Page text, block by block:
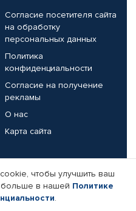
Согласие посетителя сайта
на обработку
персональных данных
Политика
конфиденциальности
Согласие на получение
рекламы
О нас
Карта сайта
Реквизиты компании
чтобы улучшить ваш
больше в нашей Политике
.